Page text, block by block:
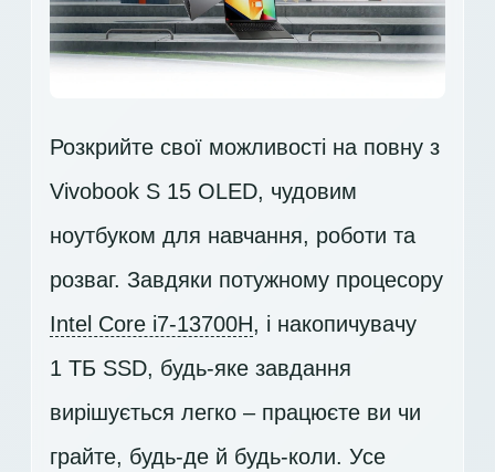
Розкрийте свої можливості на повну з
Vivobook S 15 OLED, чудовим
ноутбуком для навчання, роботи та
розваг. Завдяки потужному процесору
Intel Core i7-13700H, і накопичувачу
1 ТБ SSD, будь-яке завдання
вирішується легко – працюєте ви чи
грайте, будь-де й будь-коли. Усе